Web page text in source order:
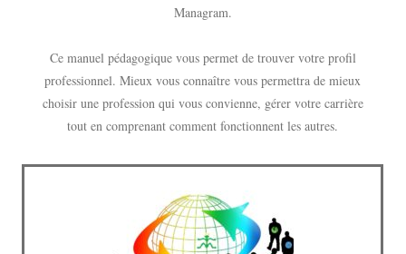
Managram.
Ce manuel pédagogique vous permet de trouver votre profil
professionnel. Mieux vous connaître vous permettra de mieux
choisir une profession qui vous convienne, gérer votre carrière
tout en comprenant comment fonctionnent les autres.